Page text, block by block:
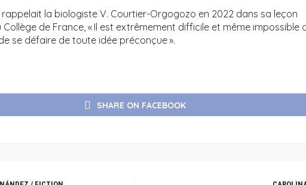
rappelait la biologiste V. Courtier-Orgogozo en 2022 dans sa leçon
de France, « Il est extrêmement difficile et même impossible
se défaire de toute idée préconçue ».
SHARE ON FACEBOOK